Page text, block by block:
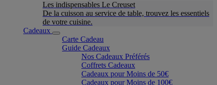
Les indispensables Le Creuset
De la cuisson au service de table, trouvez les essentiels
de votre cuisine.
Cadeaux
Carte Cadeau
Guide Cadeaux
Nos Cadeaux Préférés
Coffrets Cadeaux
Cadeaux pour Moins de 50€
Cadeaux pour Moins de 100€